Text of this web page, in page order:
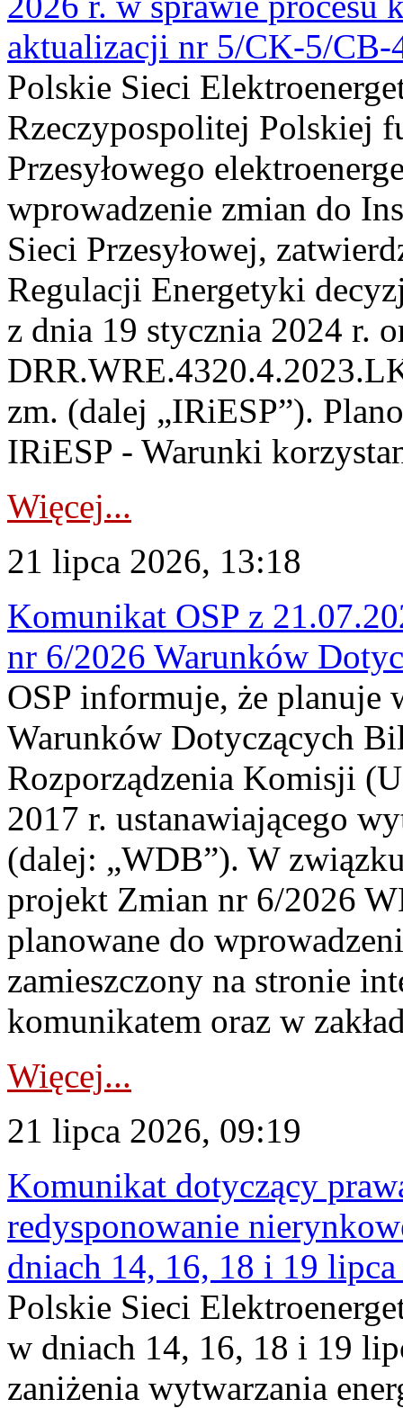
aktualizacji nr 5/CK-5/CB-
Polskie Sieci
Rzeczypospolitej Polskiej
Przesyłowego
wprowadzenie zmian do
Sieci Przesyłowej,
Regulacji Energetyki
z dnia 19 stycznia 2024 r.
zm. (dalej „IRiESP”).
IRiESP - Warunki
Więcej...
21 lipca 2026, 13:18
Komunikat OSP z
nr 6/2026 Warunków
OSP informuje, że planuje
Warunków Dotyczących
Rozporządzenia Komisji
2017 r. ustanawiającego
(dalej: „WDB”). W
projekt Zmian nr 6/2026
planowane do
zamieszczony na stronie
komunikatem oraz w
Więcej...
21 lipca 2026, 09:19
Komunikat dotyczący
redysponowanie
dniach 14, 16, 18 i 19
Polskie Sieci
w dniach 14, 16, 18 i 19
zaniżenia wytwarzania